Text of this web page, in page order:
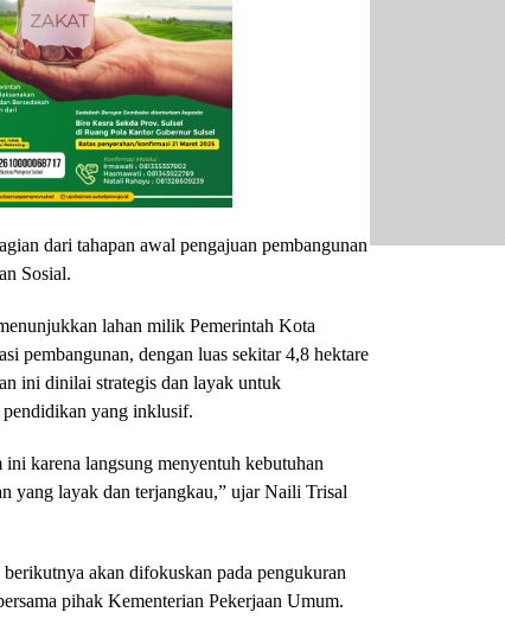
dari tahapan awal pengajuan pembangunan
Sosial.
lahan milik Pemerintah Kota
pembangunan, dengan luas sekitar 4,8 hektare
ini dinilai strategis dan layak untuk
yang inklusif.
karena langsung menyentuh kebutuhan
yang layak dan terjangkau,” ujar Naili Trisal
berikutnya akan difokuskan pada pengukuran
pihak Kementerian Pekerjaan Umum.